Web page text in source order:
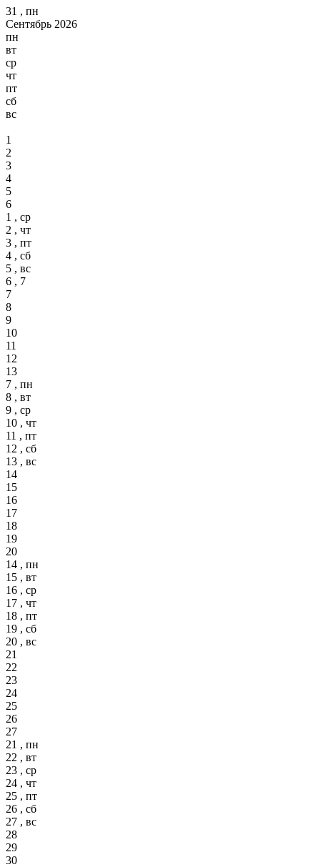
31 , пн
Сентябрь 2026
пн
вт
ср
чт
пт
сб
вс
1
2
3
4
5
6
1 , ср
2 , чт
3 , пт
4 , сб
5 , вс
6 , 7
7
8
9
10
11
12
13
7 , пн
8 , вт
9 , ср
10 , чт
11 , пт
12 , сб
13 , вс
14
15
16
17
18
19
20
14 , пн
15 , вт
16 , ср
17 , чт
18 , пт
19 , сб
20 , вс
21
22
23
24
25
26
27
21 , пн
22 , вт
23 , ср
24 , чт
25 , пт
26 , сб
27 , вс
28
29
30